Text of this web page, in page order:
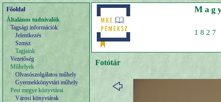
Főoldal
Általános tudnivalók
Tagsági információk
Jelentkezés
Szmsz
Tagjaink
Vezetőség
Műhelyek
Olvasószolgálatos műhely
Gyermekkönyvtári műhely
Pest megye könyvtárai
Városi könyvtárak
Fotótár